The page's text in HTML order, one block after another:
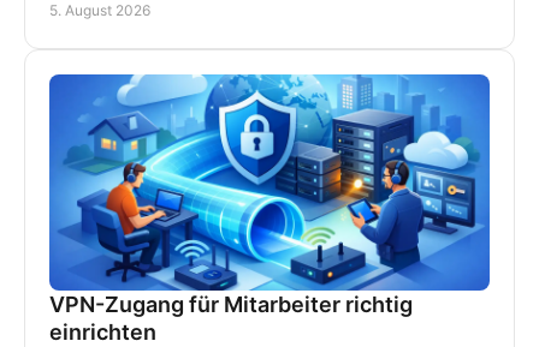
5. August 2026
VPN-Zugang für Mitarbeiter richtig
einrichten